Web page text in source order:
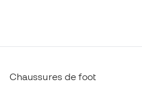
Chaussures de foot